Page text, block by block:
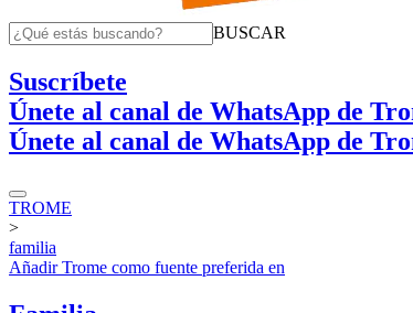
BUSCAR
Suscríbete
Únete al canal de WhatsApp de
Únete al canal de WhatsApp de
TROME
>
familia
AñadirTrome como fuente preferida en